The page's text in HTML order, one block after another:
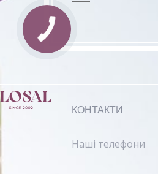
КОНТАКТИ
Наші телефони